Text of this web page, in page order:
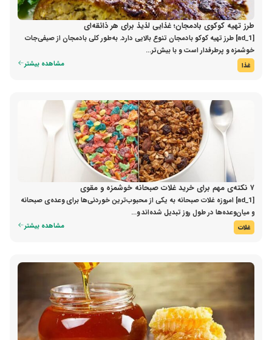
طرز تهیه کوکوی بادمجان؛ غذایی لذیذ برای هر ذائقه‌ای
[ad_1] طرز تهیه کوکو بادمجان تنوع بالایی دارد. به‌طور کلی بادمجان از صیفی‌جات
خوشمزه و پرطرفدار است و با بیش‌تر...
غذا مشاهده بیشتر
۷ نکته‌ی مهم برای خرید غلات صبحانه خوشمزه و مقوی
[ad_1] امروزه غلات صبحانه به یکی از محبوب‌ترین خوردنی‌ها برای وعده‌ی صبحانه
و میان‌وعده‌ها در طول روز تبدیل شده‌اند و...
غلات مشاهده بیشتر